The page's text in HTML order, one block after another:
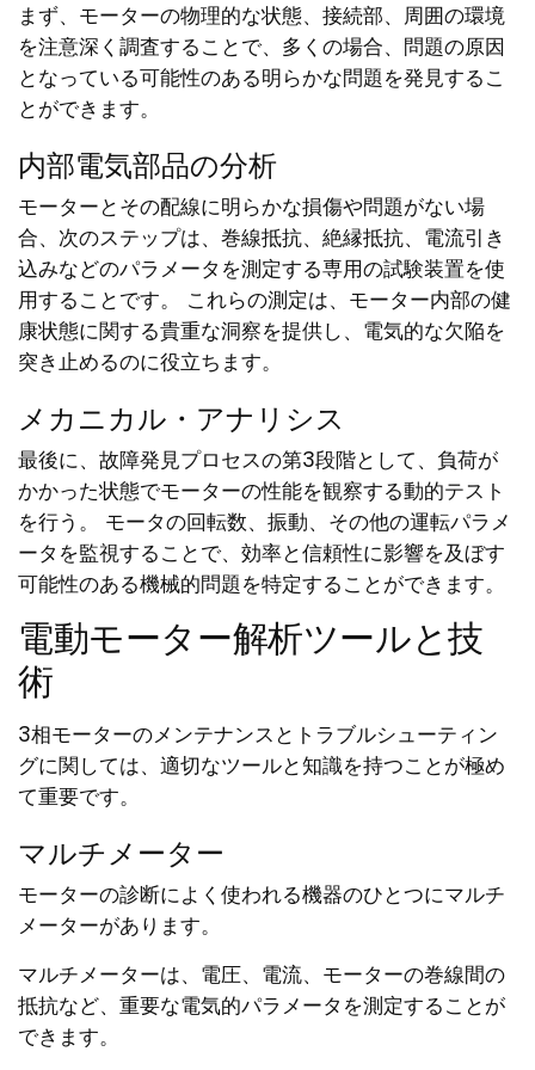
まず、モーターの物理的な状態、接続部、周囲の環境
を注意深く調査することで、多くの場合、問題の原因
となっている可能性のある明らかな問題を発見するこ
とができます。
内部電気部品の分析
モーターとその配線に明らかな損傷や問題がない場
合、次のステップは、巻線抵抗、絶縁抵抗、電流引き
込みなどのパラメータを測定する専用の試験装置を使
用することです。 これらの測定は、モーター内部の健
康状態に関する貴重な洞察を提供し、電気的な欠陥を
突き止めるのに役立ちます。
メカニカル・アナリシス
最後に、故障発見プロセスの第3段階として、負荷が
かかった状態でモーターの性能を観察する動的テスト
を行う。 モータの回転数、振動、その他の運転パラメ
ータを監視することで、効率と信頼性に影響を及ぼす
可能性のある機械的問題を特定することができます。
電動モーター解析ツールと技
術
3相モーターのメンテナンスとトラブルシューティン
グに関しては、適切なツールと知識を持つことが極め
て重要です。
マルチメーター
モーターの診断によく使われる機器のひとつにマルチ
メーターがあります。
マルチメーターは、電圧、電流、モーターの巻線間の
抵抗など、重要な電気的パラメータを測定することが
できます。